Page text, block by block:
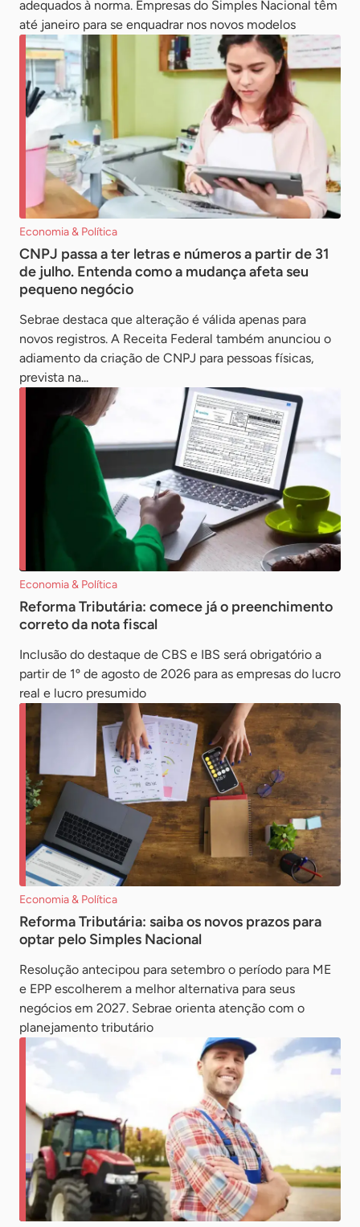
adequados à norma. Empresas do Simples Nacional têm
até janeiro para se enquadrar nos novos modelos
Economia & Política
CNPJ passa a ter letras e números a partir de 31
de julho. Entenda como a mudança afeta seu
pequeno negócio
Sebrae destaca que alteração é válida apenas para
novos registros. A Receita Federal também anunciou o
adiamento da criação de CNPJ para pessoas físicas,
prevista na...
Economia & Política
Reforma Tributária: comece já o preenchimento
correto da nota fiscal
Inclusão do destaque de CBS e IBS será obrigatório a
partir de 1º de agosto de 2026 para as empresas do lucro
real e lucro presumido
Economia & Política
Reforma Tributária: saiba os novos prazos para
optar pelo Simples Nacional
Resolução antecipou para setembro o período para ME
e EPP escolherem a melhor alternativa para seus
negócios em 2027. Sebrae orienta atenção com o
planejamento tributário